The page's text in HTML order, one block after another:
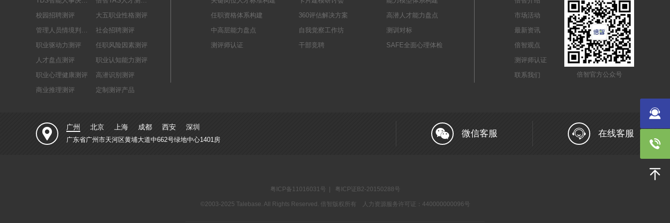
校园招聘测评
大五职业性格测评
管理人员情境判断测评
社会招聘测评
职业驱动力测评
任职风险因素测评
人才盘点测评
职业认知能力测评
职业心理健康测评
高潜识别测评
商业推理测评
定制测评产品
任职资格体系构建
360评估解决方案
高潜人才能力盘点
中高层能力盘点
自我觉察工作坊
测训对标
测评师认证
干部竞聘 SAFE全面心理体检
市场活动
最新资讯
倍智观点
测评师认证
联系我们
倍智官方公众号
广州 北京 上海 成都 西安 深圳
广东省广州市天河区黄埔大道中662号绿地中心1401房
微信客服 在线客服
粤ICP备11016031号 | 粤ICP证B2-20150288号
©2003-2025 Talebase. All Rights Reserved. 倍智版权所有 人力资源服务许可证：440000000096号